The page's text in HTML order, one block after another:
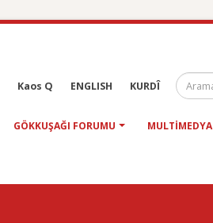
Kaos Q ENGLISH KURDÎ
GÖKKUŞAĞI FORUMU MULTIMEDYA